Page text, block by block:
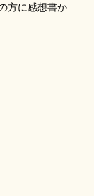
方に感想書か